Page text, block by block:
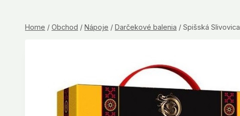
Home / Obchod / Nápoje / Darčekové balenia / Spišská